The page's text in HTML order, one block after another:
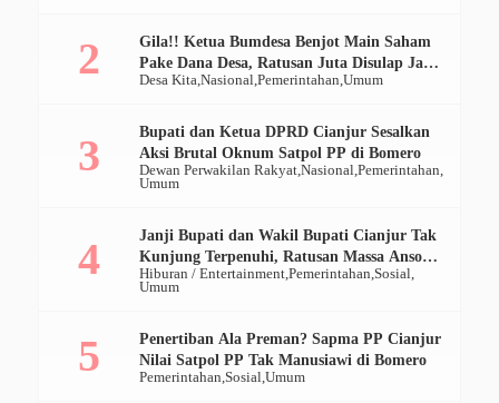
Desa Kita Nasional Pemerintahan Umum
Gila!! Ketua Bumdesa Benjot Main Saham
Pake Dana Desa, Ratusan Juta Disulap Jadi
Ratusan Ribu
Dewan Perwakilan Rakyat Nasional Pemerintahan
Umum
Bupati dan Ketua DPRD Cianjur Sesalkan
Aksi Brutal Oknum Satpol PP di Bomero
Hiburan / Entertainment Pemerintahan Sosial
Umum
Janji Bupati dan Wakil Bupati Cianjur Tak
Kunjung Terpenuhi, Ratusan Massa Ansor
Geruduk Pendopo
Pemerintahan Sosial Umum
Penertiban Ala Preman? Sapma PP Cianjur
Nilai Satpol PP Tak Manusiawi di Bomero